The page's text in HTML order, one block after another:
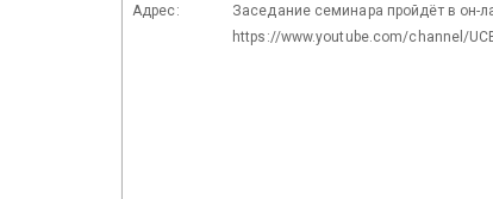
Адрес:
Заседание семинара пройдёт в он-
https://www.youtube.com/channel/